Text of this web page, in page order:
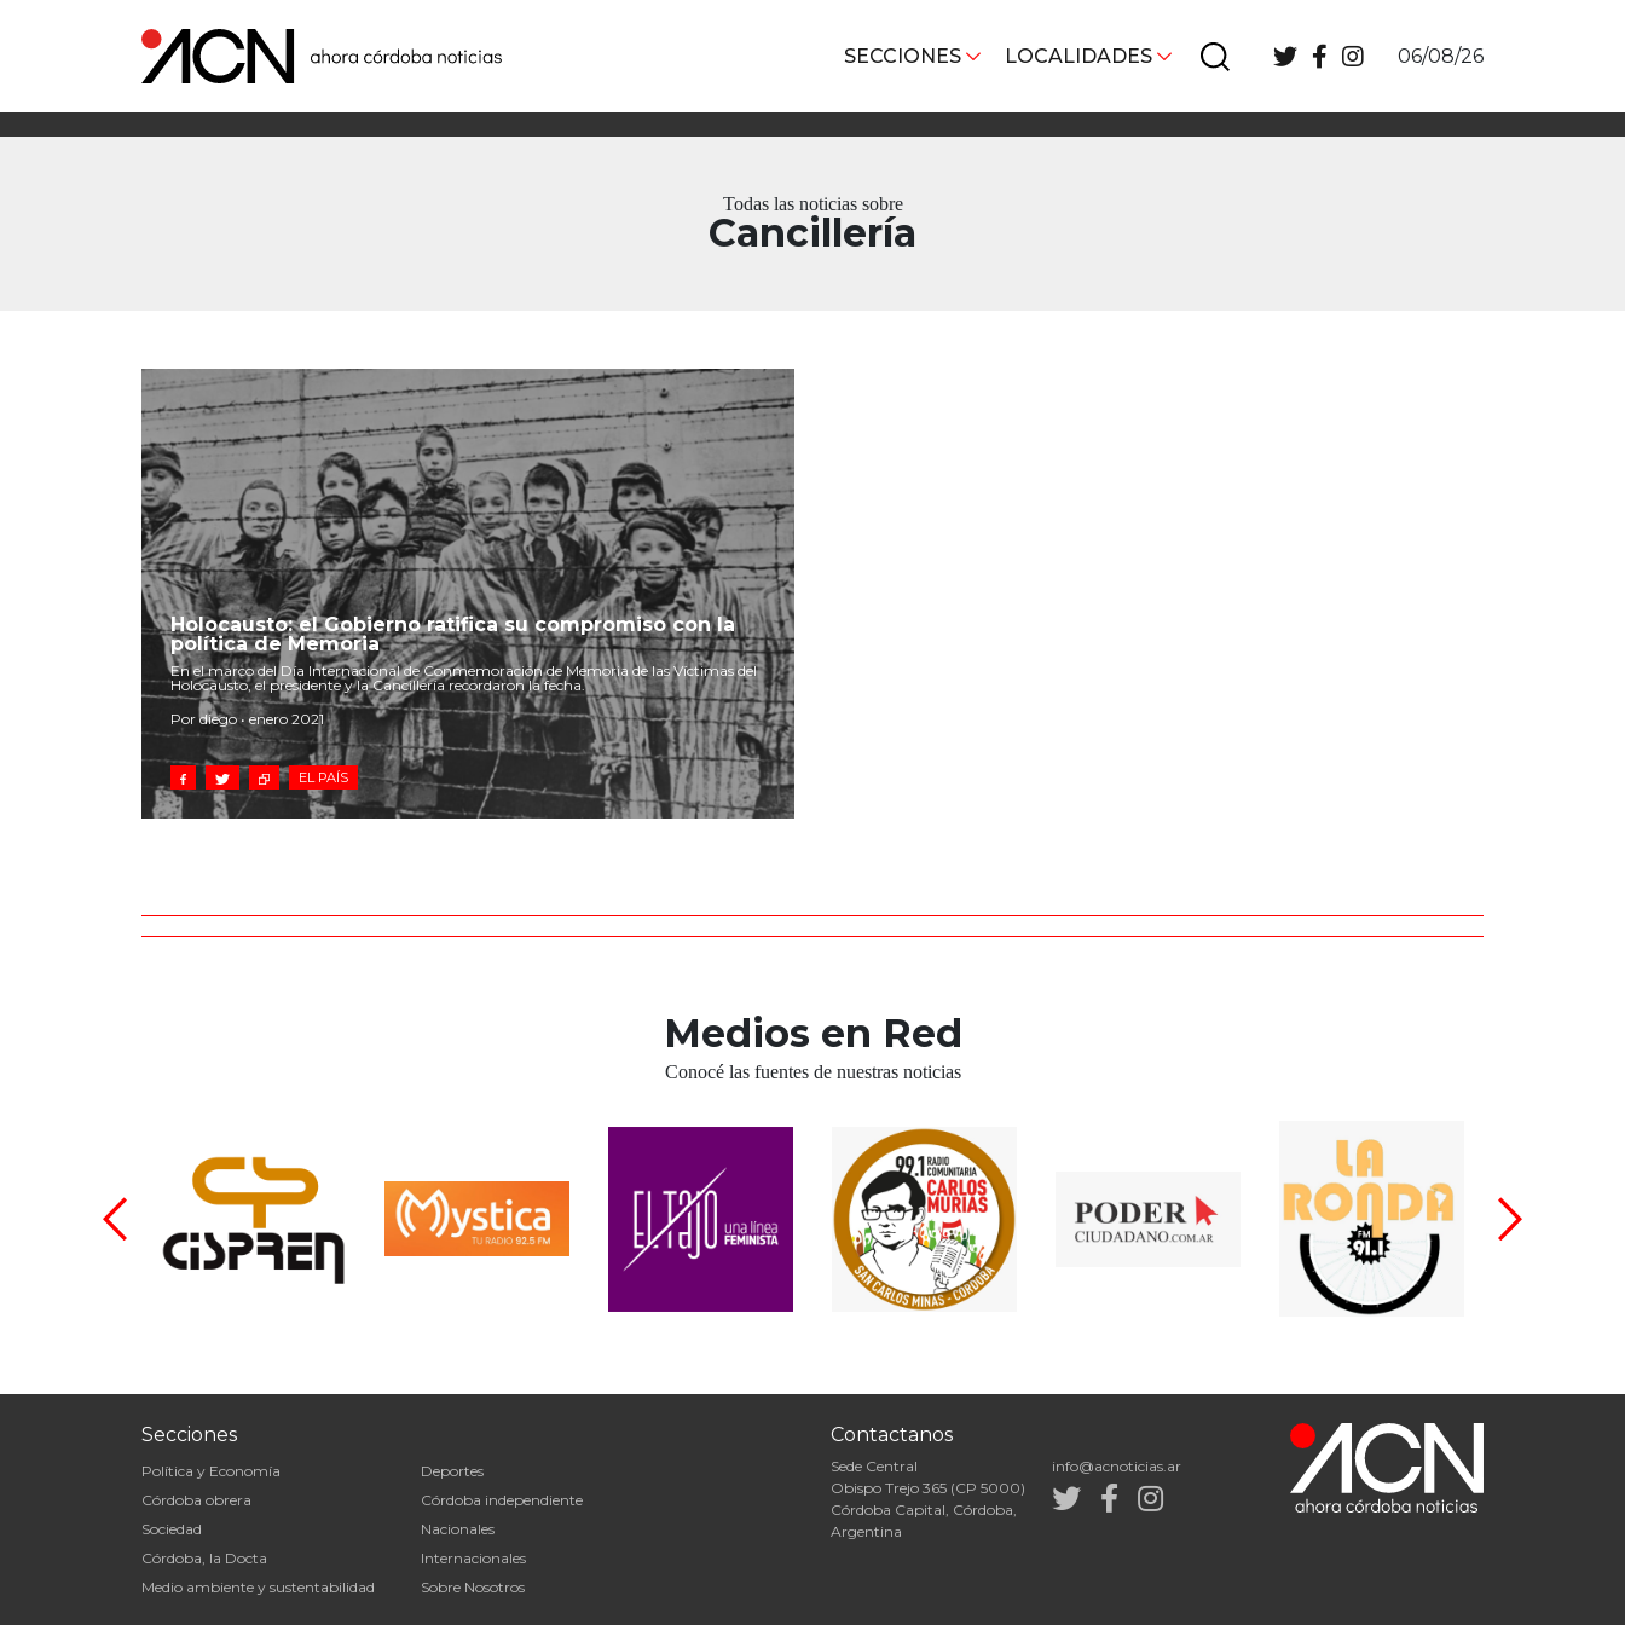
SECCIONES LOCALIDADES 06/08/26
Todas las noticias sobre
Cancillería
Holocausto: el Gobierno ratifica su compromiso con la
política de Memoria
En el marco del Día Internacional de Conmemoración de Memoria de las Víctimas del
Holocausto, el presidente y la Cancillería recordaron la fecha.
Por diego • enero 2021
EL PAÍS
Medios en Red
Conocé las fuentes de nuestras noticias
Secciones
Política y Economía
Córdoba obrera
Sociedad
Córdoba, la Docta
Medio ambiente y sustentabilidad
Deportes
Córdoba independiente
Nacionales
Internacionales
Sobre Nosotros
Contactanos
Sede Central
Obispo Trejo 365 (CP 5000)
Córdoba Capital, Córdoba,
Argentina
info@acnoticias.ar